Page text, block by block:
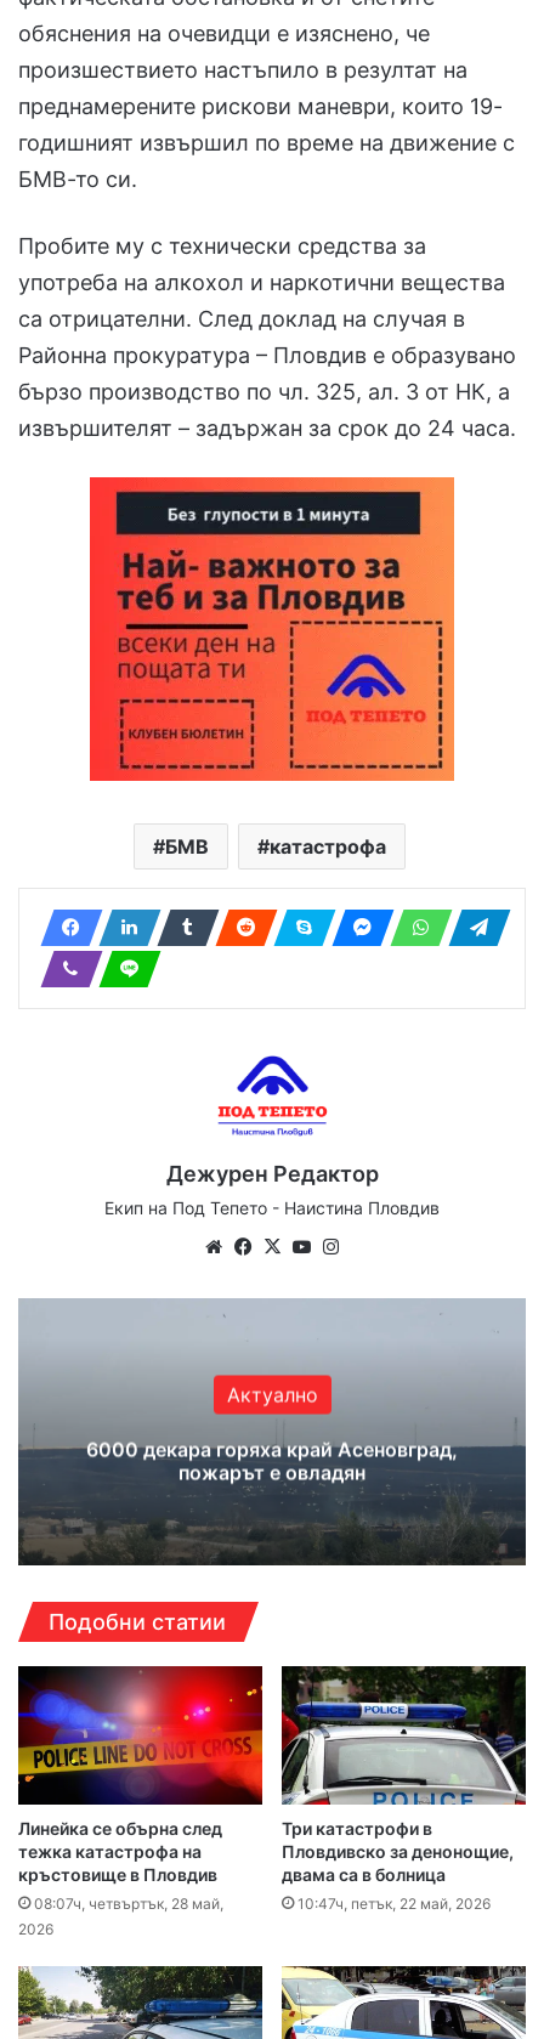
обяснения на очевидци е изяснено, че
произшествието настъпило в резултат на
преднамерените рискови маневри, които 19-
годишният извършил по време на движение с
БМВ-то си.
Пробите му с технически средства за
употреба на алкохол и наркотични вещества
са отрицателни. След доклад на случая в
Районна прокуратура – Пловдив е образувано
бързо производство по чл. 325, ал. 3 от НК, а
извършителят – задържан за срок до 24 часа.
БМВ катастрофа
Дежурен Редактор
Екип на Под Тепето - Наистина Пловдив
WebsiteFacebook
X YouTube
Актуално
6000 декара горяха край Асеновград,
пожарът е овладян
Подобни статии
Линейка се обърна след
тежка катастрофа на
кръстовище в Пловдив
08:07ч, четвъртък, 28 май,
2026
Три катастрофи в
Пловдивско за денонощие,
двама са в болница
10:47ч, петък, 22 май, 2026